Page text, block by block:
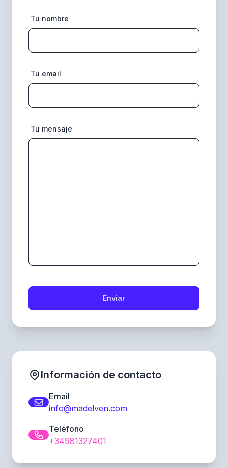
Tu nombre
Tu email
Tu mensaje
Enviar
Información de contacto
Email
info@madelven.com
Teléfono
+34981327401